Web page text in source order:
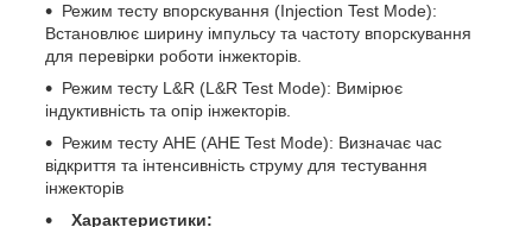
Режим тесту впорскування (Injection Test Mode):
Встановлює ширину імпульсу та частоту впорскування
для перевірки роботи інжекторів.
Режим тесту L&R (L&R Test Mode): Вимірює
індуктивність та опір інжекторів.
Режим тесту AHE (AHE Test Mode): Визначає час
відкриття та інтенсивність струму для тестування
інжекторів
Характеристики: